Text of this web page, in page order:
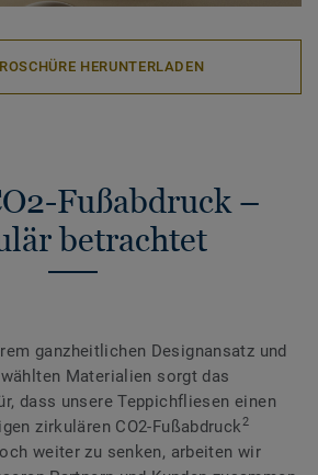
HERUNTERLADEN
Fußabdruck –
betrachtet
ganzheitlichen Designansatz und
Materialien sorgt das
dass unsere Teppichfliesen einen
zirkulären CO2-Fußabdruck2
weiter zu senken, arbeiten wir